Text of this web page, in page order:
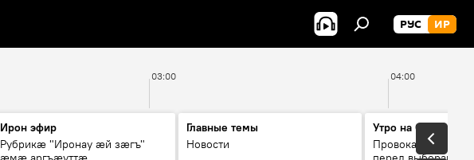
РУС ИР
03:00 04:00
Ирон эфир
Рубрикæ "Иронау ӕй зӕгъ"
Главные темы
Новости
Утро на Спутнике
Провокации со